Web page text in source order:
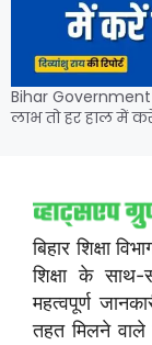
Bihar Government
लाभ तो हर हाल में
बिहार शिक्षा
शिक्षा के
महत्वपूर्ण
तहत मिलने